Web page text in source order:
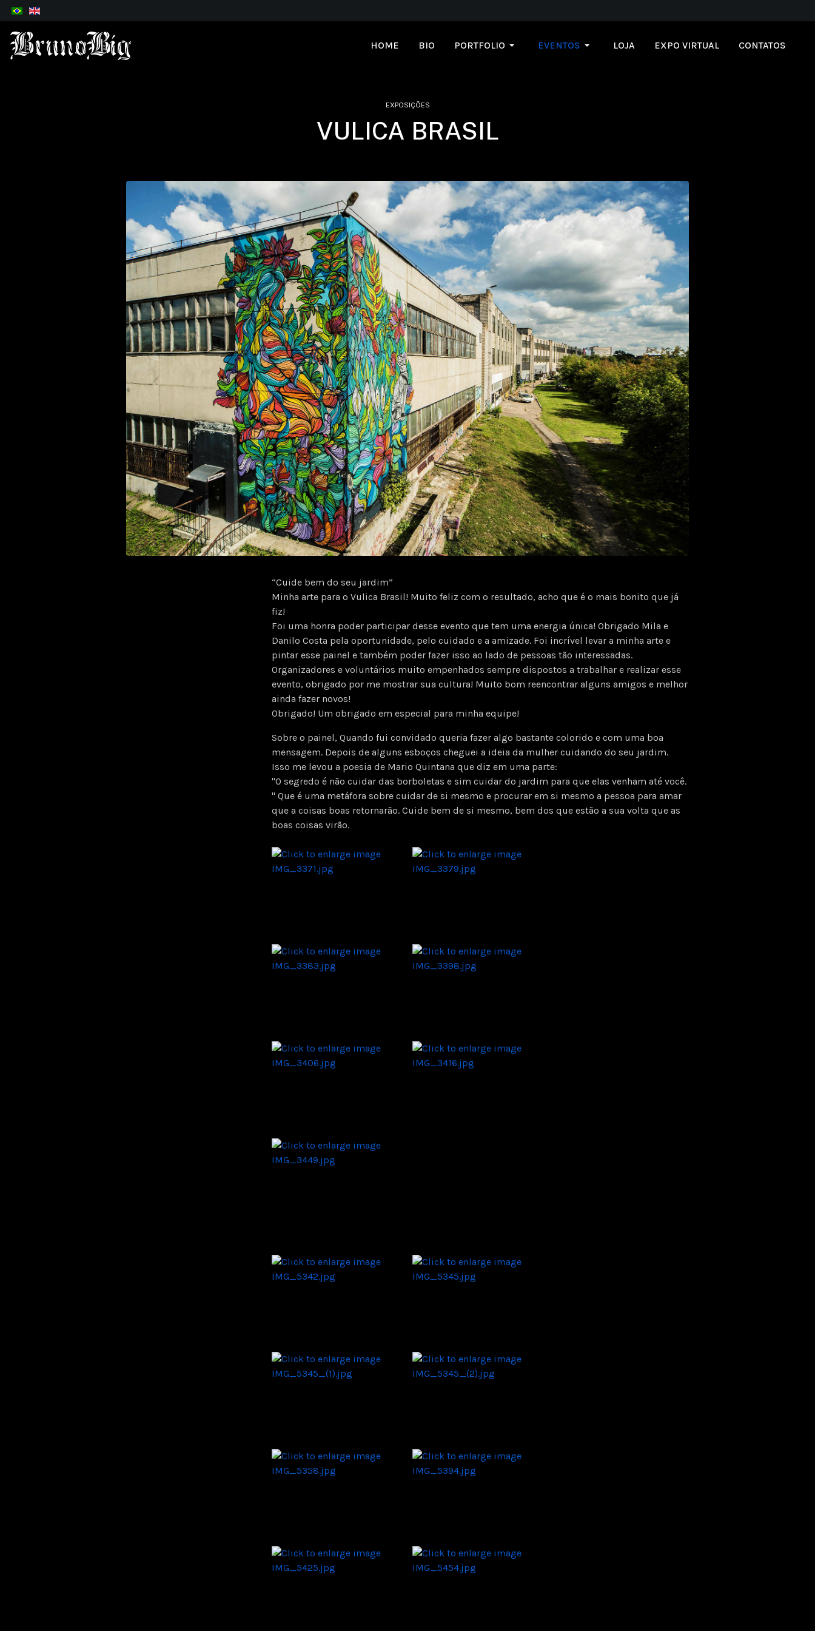
Selecione o seu idioma
HOME BIO PORTFOLIO EVENTOS LOJA EXPO VIRTUAL CONTATOS
EXPOSIÇÕES
VULICA BRASIL
“Cuide bem do seu jardim”
Minha arte para o Vulica Brasil! Muito feliz com o resultado, acho que é o mais bonito que já
fiz!
Foi uma honra poder participar desse evento que tem uma energia única! Obrigado Mila e
Danilo Costa pela oportunidade, pelo cuidado e a amizade. Foi incrível levar a minha arte e
pintar esse painel e também poder fazer isso ao lado de pessoas tão interessadas.
Organizadores e voluntários muito empenhados sempre dispostos a trabalhar e realizar esse
evento, obrigado por me mostrar sua cultura! Muito bom reencontrar alguns amigos e melhor
ainda fazer novos!
Obrigado! Um obrigado em especial para minha equipe!
Sobre o painel, Quando fui convidado queria fazer algo bastante colorido e com uma boa
mensagem. Depois de alguns esboços cheguei a ideia da mulher cuidando do seu jardim.
Isso me levou a poesia de Mario Quintana que diz em uma parte:
"O segredo é não cuidar das borboletas e sim cuidar do jardim para que elas venham até você.
" Que é uma metáfora sobre cuidar de si mesmo e procurar em si mesmo a pessoa para amar
que a coisas boas retornarão. Cuide bem de si mesmo, bem dos que estão a sua volta que as
boas coisas virão.